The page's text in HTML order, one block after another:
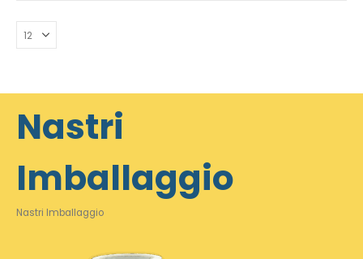
Nastri
Imballaggio
Nastri Imballaggio